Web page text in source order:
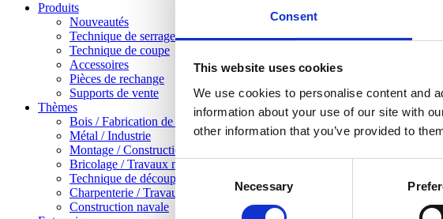
Consent
This website uses cookies
We use cookies to personalise content and
information about your use of our site with
other information that you’ve provided to
Consent
Selection
Necessary
Produits
Nouveautés
Technique de serrage
Technique de coupe
Accessoires
Pièces de rechange
Supports de vente
Thèmes
Bois / Fabrication de meubles
Métal / Industrie
Montage / Construction sèche
Bricolage / Travaux manuels
Technique de découpe / Usinage de la tôle
Charpenterie / Travaux de menuiserie lourds
Construction navale